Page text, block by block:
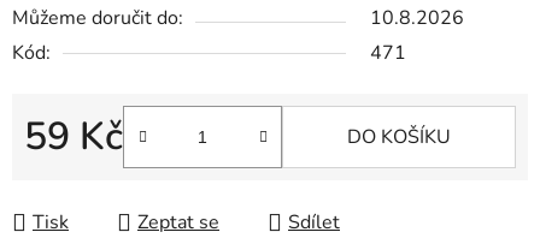
Můžeme doručit do:
10.8.2026
Kód:
471
59 Kč
Měrná cena:
DO KOŠÍKU
Tisk Zeptat se Sdílet